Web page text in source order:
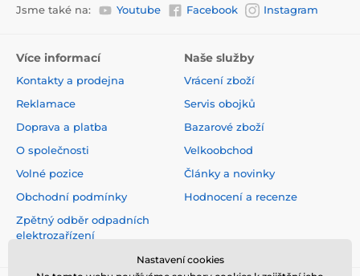
Jsme také na: Youtube Facebook Instagram
Více informací
Kontakty a prodejna
Reklamace
Doprava a platba
O společnosti
Volné pozice
Obchodní podmínky
Zpětný odběr odpadních
elektrozařízení
Naše služby
Vrácení zboží
Servis obojků
Bazarové zboží
Velkoobchod
Články a novinky
Hodnocení a recenze
Nastavení cookies